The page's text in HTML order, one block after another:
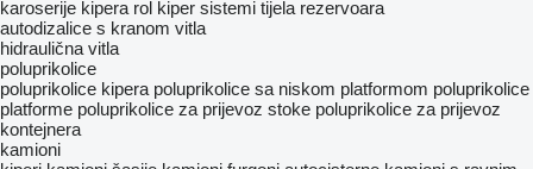
karoserije kipera rol kiper sistemi tijela rezervoara
autodizalice s kranom vitla
hidraulična vitla
poluprikolice
poluprikolice kipera poluprikolice sa niskom platformom poluprikolice
platforme poluprikolice za prijevoz stoke poluprikolice za prijevoz
kontejnera
kamioni